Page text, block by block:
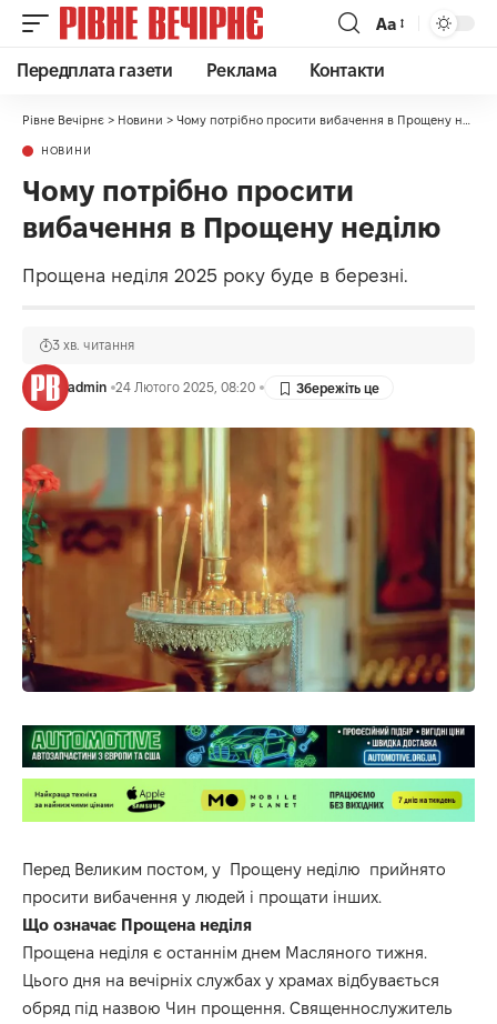
Аа
Передплата газети Реклама Контакти
Рівне Вечірнє > Новини > Чому потрібно просити вибачення в Прощену неділю
НОВИНИ
Чому потрібно просити
вибачення в Прощену неділю
Прощена неділя 2025 року буде в березні.
admin 24 Лютого 2025, 08:20
3 хв. читання
Перед Великим постом, у Прощену неділю прийнято
просити вибачення у людей і прощати інших.
Що означає Прощена неділя
Прощена неділя є останнім днем Масляного тижня.
Цього дня на вечірніх службах у храмах відбувається
обряд під назвою Чин прощення. Священнослужитель